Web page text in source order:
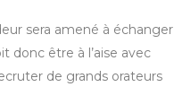
sera amené à échanger
donc être à l’aise avec
de grands orateurs